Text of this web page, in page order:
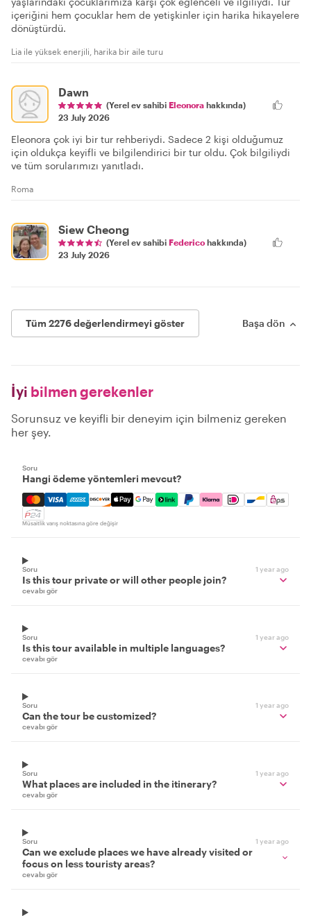
içeriğini hem çocuklar hem de yetişkinler için harika hikayelere
dönüştürdü.
Lia ile yüksek enerjili, harika bir aile turu
Dawn
(Yerel ev sahibi Eleonora hakkında)
23 July 2026
Eleonora çok iyi bir tur rehberiydi. Sadece 2 kişi olduğumuz
için oldukça keyifli ve bilgilendirici bir tur oldu. Çok bilgiliydi
ve tüm sorularımızı yanıtladı.
Roma
Siew Cheong
(Yerel ev sahibi Federico hakkında)
23 July 2026
Tüm 2276 değerlendirmeyi göster Başa dön
İyi bilmen gerekenler
Sorunsuz ve keyifli bir deneyim için bilmeniz gereken
her şey.
Soru
Hangi ödeme yöntemleri mevcut?
Mastercard, Visa, Amex, Discover, Apple Pay, Google
Müsaitlik varış noktasına göre değişir
Soru 1 year ago
Is this tour private or will other people join?
cevabı gör
Soru 1 year ago
Is this tour available in multiple languages?
cevabı gör
Soru 1 year ago
Can the tour be customized?
cevabı gör
Soru 1 year ago
What places are included in the itinerary?
cevabı gör
Soru 1 year ago
Can we exclude places we have already visited or
focus on less touristy areas?
cevabı gör